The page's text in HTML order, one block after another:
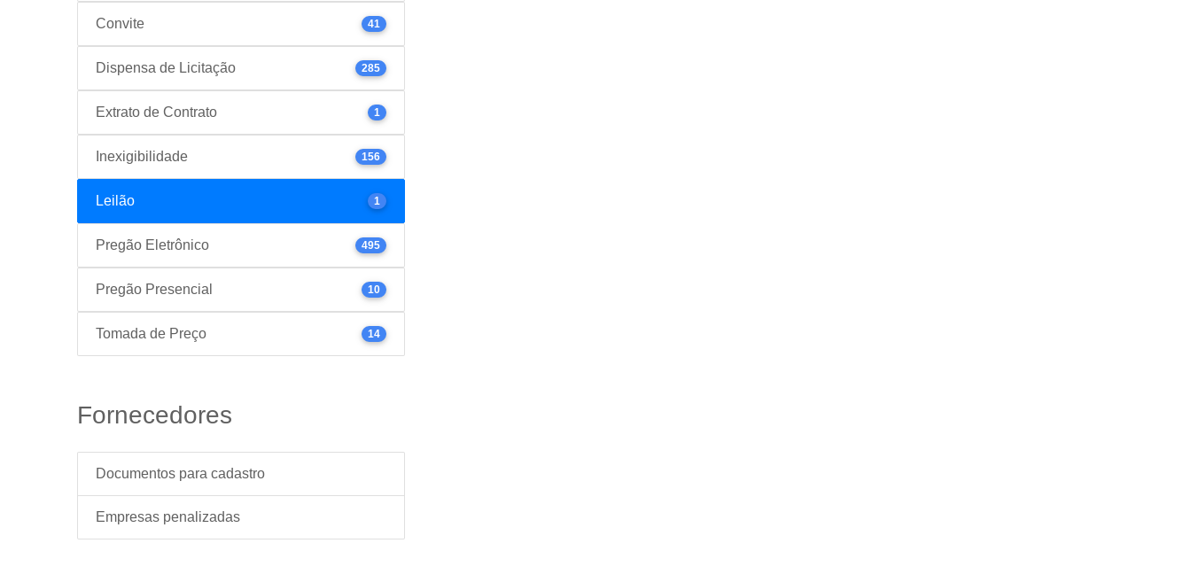
Convite 41
Dispensa de Licitação 285
Extrato de Contrato 1
Inexigibilidade 156
Leilão 1
Pregão Eletrônico 495
Pregão Presencial 10
Tomada de Preço 14
Fornecedores
Documentos para cadastro
Empresas penalizadas